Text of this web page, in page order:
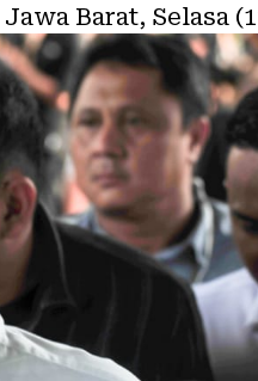
Barat, Selasa